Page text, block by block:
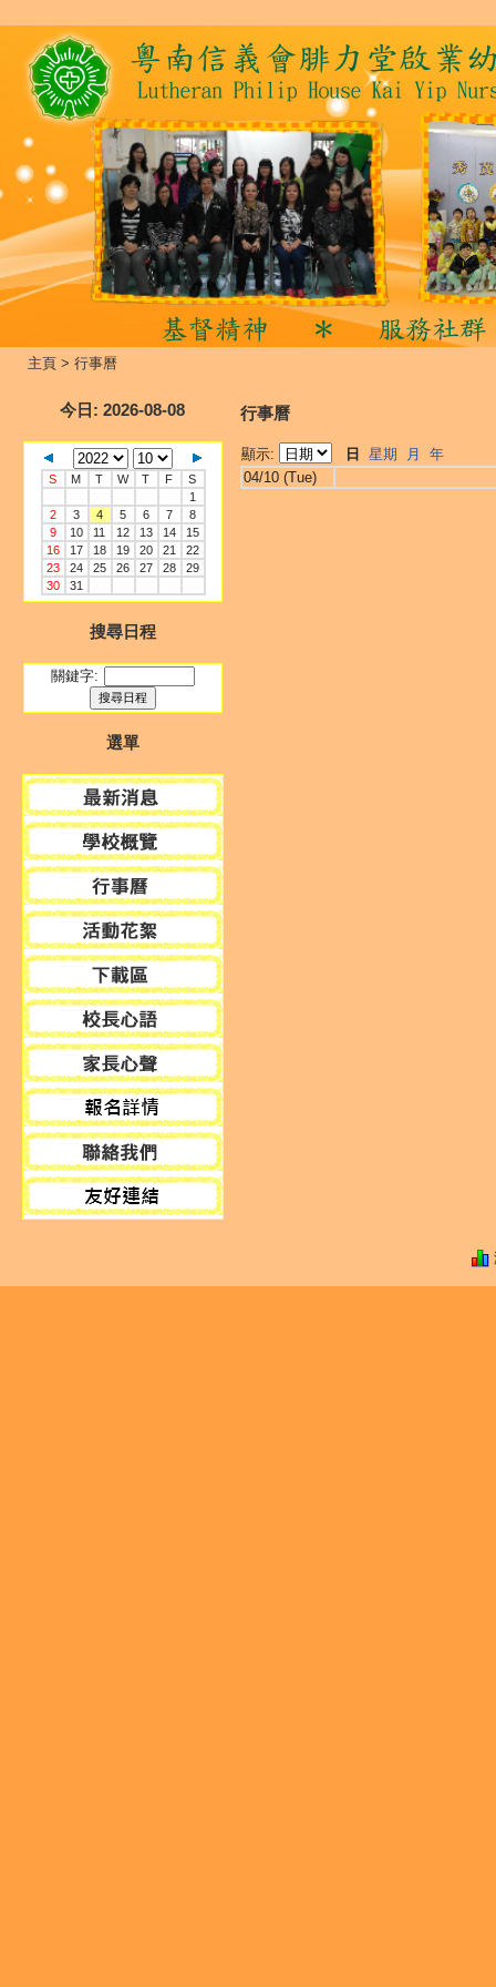
主頁 > 行事曆
今日 : 2026-08-08
S M T W T F
S
1
2
3 4 5 6 7
8
9
10 11 12 13 14
15
16
17 18 19 20 21
22
23
24 25 26 27 28
29
30
31
搜尋日程
關鍵字:
選單
行事曆
顯示: 日 星期 月
年
04/10 (Tue)